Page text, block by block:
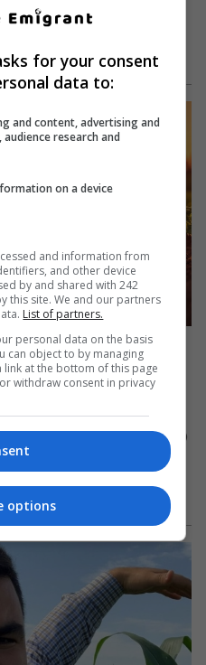
de Jos, comuna Turnu
și dedicare în…
la muncă în
lanțuri și
Westfalen (Germania)
a exploatat și abuzat un
for your consent
data to:
and content, advertising and
research and
on a device
and information from
and other device
by and shared with 242
this site. We and our partners
List of partners.
personal data on the basis
can object to by managing
at the bottom of this page
withdraw consent in privacy
options